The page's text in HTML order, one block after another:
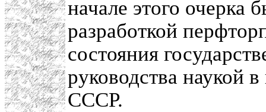
начале этого очерка
разработкой
состояния
руководства наукой
СССР.